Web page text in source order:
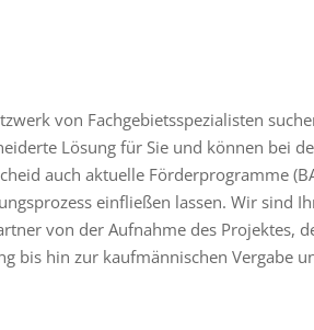
von Fachgebietsspezialisten
Lösung für Sie und können bei
auch aktuelle Förderprogramme
einfließen lassen. Wir sind
von der Aufnahme des Projektes,
bis hin zur kaufmännischen Vergabe